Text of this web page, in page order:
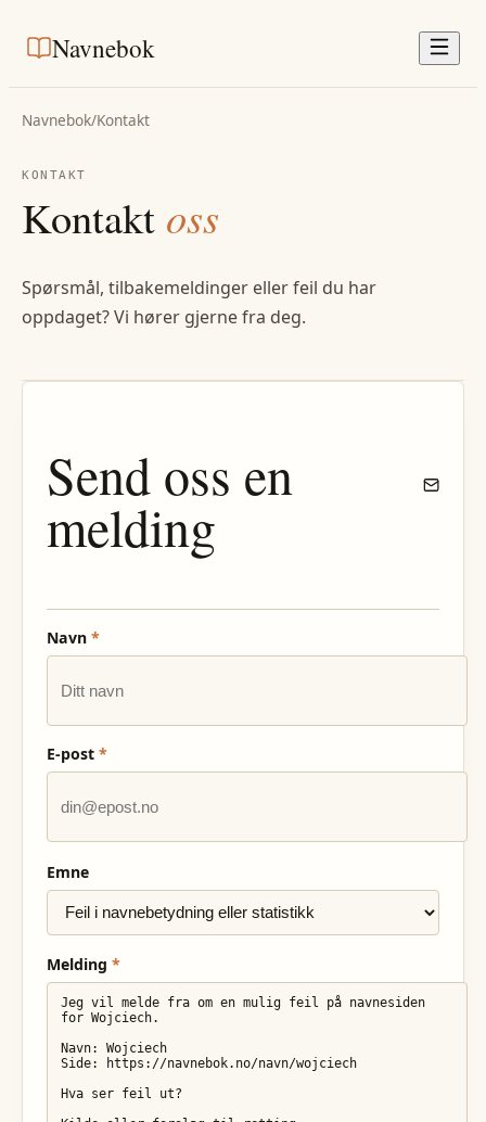
Navnebok
Navnebok/Kontakt
KONTAKT
Kontakt oss
Spørsmål, tilbakemeldinger eller feil du har
oppdaget? Vi hører gjerne fra deg.
Send oss en
melding
Navn *
E-post *
Emne
Melding *